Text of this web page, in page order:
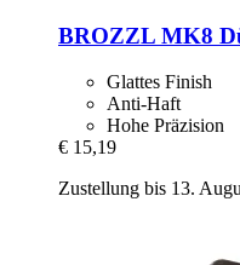
BROZZL MK8
Glattes Finish
Anti-Haft
Hohe Präzision
€ 15,19
Zustellung bis 13.